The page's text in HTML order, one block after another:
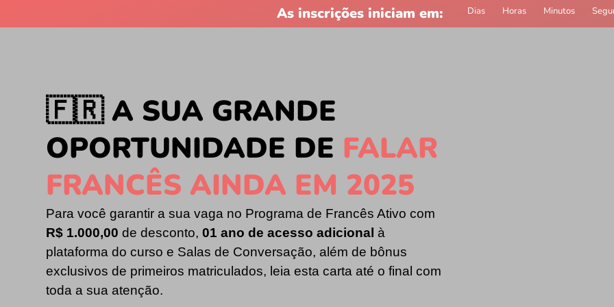
As inscrições iniciam em: Dias Horas Minutos
🇫🇷 A SUA GRANDE
OPORTUNIDADE DE FALAR
FRANCÊS AINDA EM 2025
Para você garantir a sua vaga no Programa de Francês Ativo com
R$ 1.000,00 de desconto, 01 ano de acesso adicional à
plataforma do curso e Salas de Conversação, além de bônus
exclusivos de primeiros matriculados, leia esta carta até o final com
toda a sua atenção.